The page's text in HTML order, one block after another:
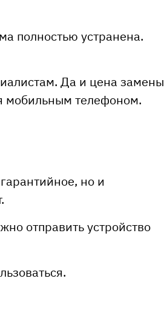
полностью устранена.
Да и цена замены
мобильным телефоном.
но и
отправить устройство